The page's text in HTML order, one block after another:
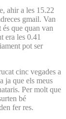
ahir a les 15.22
gmail. Van
que quan van
era les 0.41
pot ser
cinc vegades a
ja que els meus
Per molt que
bé
fer res.